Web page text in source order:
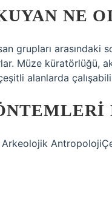
NE
grupları arasındaki
Müze küratörlüğü,
alanlarda